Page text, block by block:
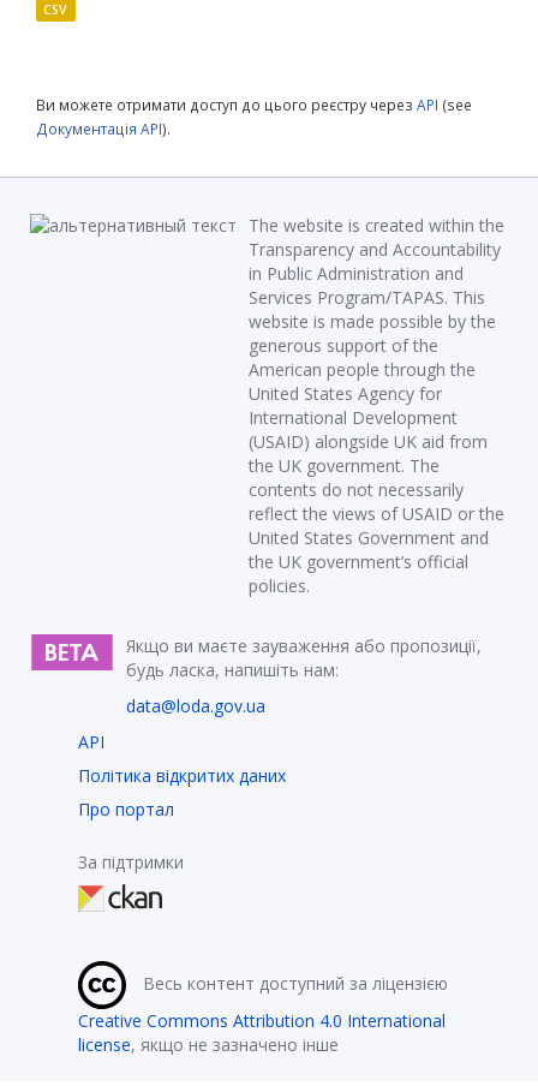
CSV
Ви можете отримати доступ до цього реєстру через API (see
Документація API).
The website is created within the
Transparency and Accountability
in Public Administration and
Services Program/TAPAS. This
website is made possible by the
generous support of the
American people through the
United States Agency for
International Development
(USAID) alongside UK aid from
the UK government. The
contents do not necessarily
reflect the views of USAID or the
United States Government and
the UK government’s official
policies.
Якщо ви маєте зауваження або пропозиції,
будь ласка, напишіть нам:
data@loda.gov.ua
API
Політика відкритих даних
Про портал
За підтримки
Весь контент доступний за ліцензією
Creative Commons Attribution 4.0 International
license, якщо не зазначено інше